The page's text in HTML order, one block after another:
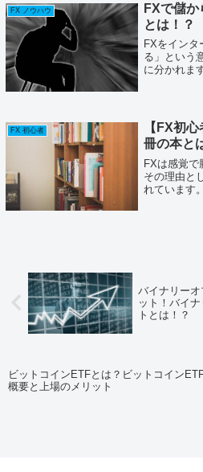
FX ノウハウ
FXで儲
とは！？
FXをインタ
る」という
に分かれま
と...
FX 初心者
【FX初
冊の本と
FXは感覚で
その理由と
れています
バイナリー
ット！バイ
トとは！？
ビットコインETFとは？ビットコイン
概要と上場のメリット